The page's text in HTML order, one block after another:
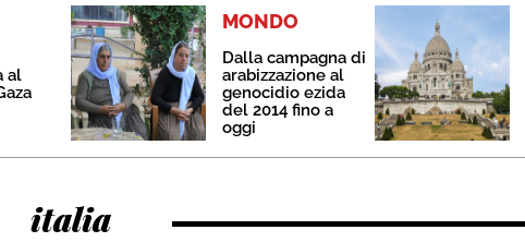
al
MONDO
Dalla campagna di
arabizzazione al
genocidio ezida
del 2014 fino a
oggi
italia